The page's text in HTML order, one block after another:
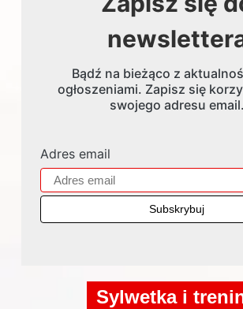
Bądź na bieżąco z
ogłoszeniami. Zapisz się
swojego adresu email.
Adres email
Sylwetka i